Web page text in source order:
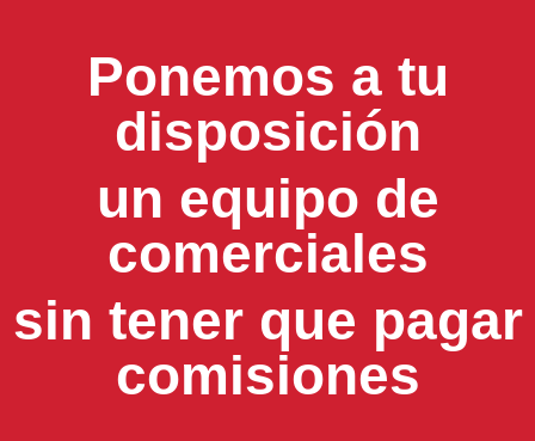
Ponemos a tu
disposición
un equipo de
comerciales
sin tener que pagar
comisiones